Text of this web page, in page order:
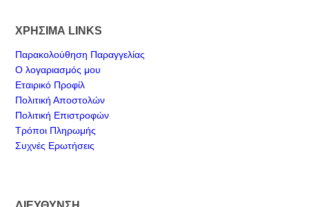
ΧΡΗΣΙΜΑ LINKS
Παρακολούθηση Παραγγελίας
Ο λογαριασμός μου
Εταιρικό Προφίλ
Πολιτική Αποστολών
Πολιτική Επιστροφών
Τρόποι Πληρωμής
Συχνές Ερωτήσεις